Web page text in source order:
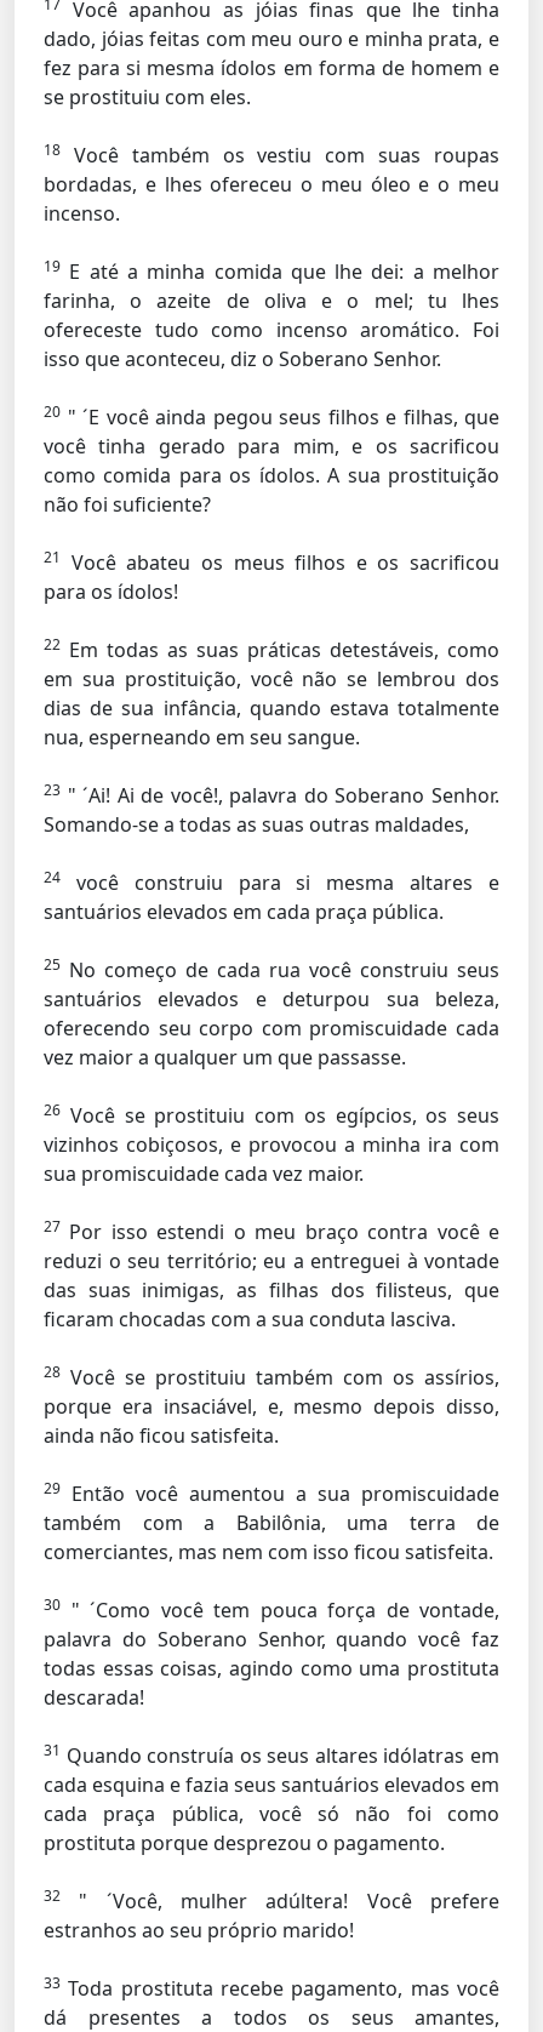
17
Você apanhou as jóias finas que lhe tinha
dado, jóias feitas com meu ouro e minha prata, e
fez para si mesma ídolos em forma de homem e
se prostituiu com eles.
18
Você também os vestiu com suas roupas
bordadas, e lhes ofereceu o meu óleo e o meu
incenso.
19 E até a minha comida que lhe dei: a melhor
farinha, o azeite de oliva e o mel; tu lhes
ofereceste tudo como incenso aromático. Foi
isso que aconteceu, diz o Soberano Senhor.
20 " ´E você ainda pegou seus filhos e filhas, que
você tinha gerado para mim, e os sacrificou
como comida para os ídolos. A sua prostituição
não foi suficiente?
21
Você abateu os meus filhos e os sacrificou
para os ídolos!
22 Em todas as suas práticas detestáveis, como
em sua prostituição, você não se lembrou dos
dias de sua infância, quando estava totalmente
nua, esperneando em seu sangue.
23 " ´Ai! Ai de você!, palavra do Soberano Senhor.
Somando-se a todas as suas outras maldades,
24
você construiu para si mesma altares e
santuários elevados em cada praça pública.
25 No começo de cada rua você construiu seus
santuários elevados e deturpou sua beleza,
oferecendo seu corpo com promiscuidade cada
vez maior a qualquer um que passasse.
26 Você se prostituiu com os egípcios, os seus
vizinhos cobiçosos, e provocou a minha ira com
sua promiscuidade cada vez maior.
27 Por isso estendi o meu braço contra você e
reduzi o seu território; eu a entreguei à vontade
das suas inimigas, as filhas dos filisteus, que
ficaram chocadas com a sua conduta lasciva.
28 Você se prostituiu também com os assírios,
porque era insaciável, e, mesmo depois disso,
ainda não ficou satisfeita.
29 Então você aumentou a sua promiscuidade
também com a Babilônia, uma terra de
comerciantes, mas nem com isso ficou satisfeita.
30 " ´Como você tem pouca força de vontade,
palavra do Soberano Senhor, quando você faz
todas essas coisas, agindo como uma prostituta
descarada!
31 Quando construía os seus altares idólatras em
cada esquina e fazia seus santuários elevados em
cada praça pública, você só não foi como
prostituta porque desprezou o pagamento.
32
" ´Você, mulher adúltera! Você prefere
estranhos ao seu próprio marido!
33 Toda prostituta recebe pagamento, mas você
dá presentes a todos os seus amantes,